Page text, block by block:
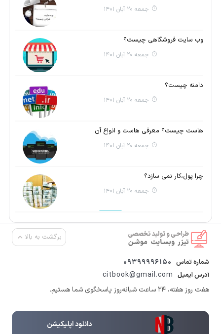
جمعه 20 آبان 1401
وب سایت فروشگاهی چیست؟
جمعه 20 آبان 1401
دامنه چیست؟
جمعه 20 آبان 1401
هاست چیست؟ معرفی هاست و انواع آن
جمعه 20 آبان 1401
چرا پول،کار نمی سازد؟
جمعه 20 آبان 1401
برگشت به بالا
شماره تماس 09399996150
آدرس ایمیل citbook@gmail.com
هفت روز هفته، ۲۴ ساعت شبانه‌روز پاسخگوی شما هستیم.
دانلود اپلیکیشن